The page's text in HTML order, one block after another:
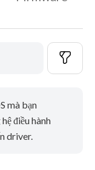
mà bạn
điều hành
driver.